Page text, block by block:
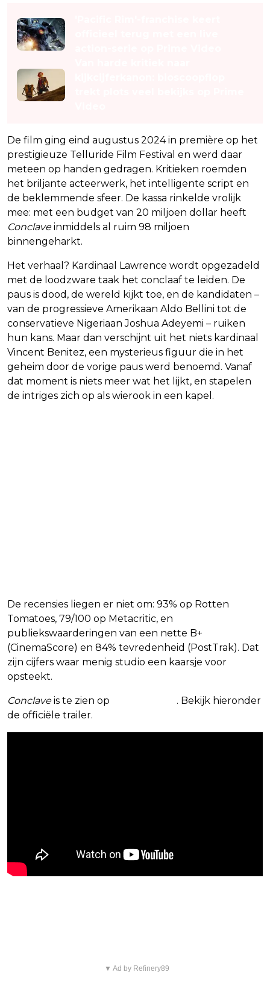
De film ging eind augustus 2024 in première op het
prestigieuze Telluride Film Festival en werd daar
meteen op handen gedragen. Kritieken roemden
het briljante acteerwerk, het intelligente script en
de beklemmende sfeer. De kassa rinkelde vrolijk
mee: met een budget van 20 miljoen dollar heeft
Conclaveinmiddels al ruim 98 miljoen
binnengeharkt.
Het verhaal? Kardinaal Lawrence wordt opgezadeld
met de loodzware taak het conclaaf te leiden. De
paus is dood, de wereld kijkt toe, en de kandidaten –
van de progressieve Amerikaan Aldo Bellini tot de
conservatieve Nigeriaan Joshua Adeyemi – ruiken
hun kans. Maar dan verschijnt uit het niets kardinaal
Vincent Benitez, een mysterieus figuur die in het
geheim door de vorige paus werd benoemd. Vanaf
dat moment is niets meer wat het lijkt, en stapelen
de intriges zich op als wierook in een kapel.
De recensies liegen er niet om: 93% op Rotten
Tomatoes, 79/100 op Metacritic, en
publiekswaarderingen van een nette B+
(CinemaScore) en 84% tevredenheid (PostTrak). Dat
zijn cijfers waar menig studio een kaarsje voor
opsteekt.
Conclaveis te zien op
. Bekijk hieronder
de officiële trailer.
▼ Ad by Refinery89